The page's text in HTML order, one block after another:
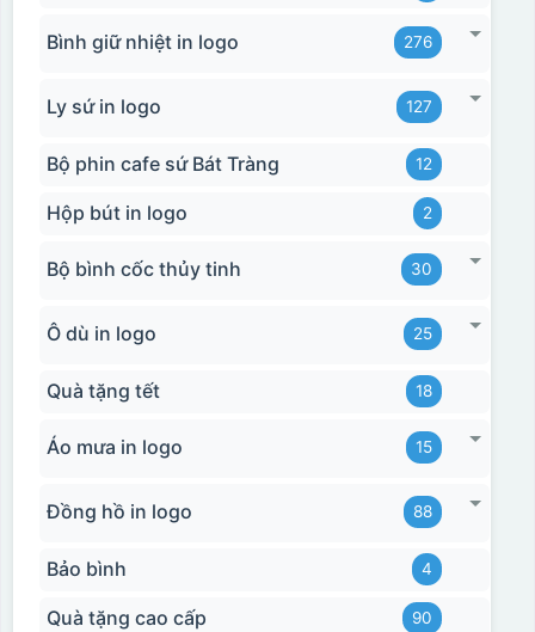
Bình giữ nhiệt in logo 276
Ly sứ in logo 127
Bộ phin cafe sứ Bát Tràng 12
Hộp bút in logo 2
Bộ bình cốc thủy tinh 30
Ô dù in logo 25
Quà tặng tết 18
Áo mưa in logo 15
Đồng hồ in logo 88
Bảo bình 4
Quà tặng cao cấp 90